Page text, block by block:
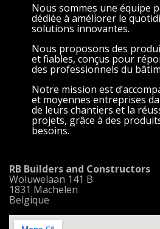
Nous sommes une équipe
dédiée à améliorer le
solutions innovantes.
Nous proposons des
et fiables, conçus pour
des professionnels du
Notre mission est
et moyennes entreprises
de leurs chantiers et la
projets, grâce à des
besoins.
RB Builders and Constructors
Woluwelaan 141 B
1831 Machelen
Belgique